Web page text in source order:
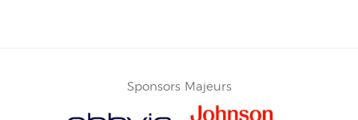
Sponsors Majeurs